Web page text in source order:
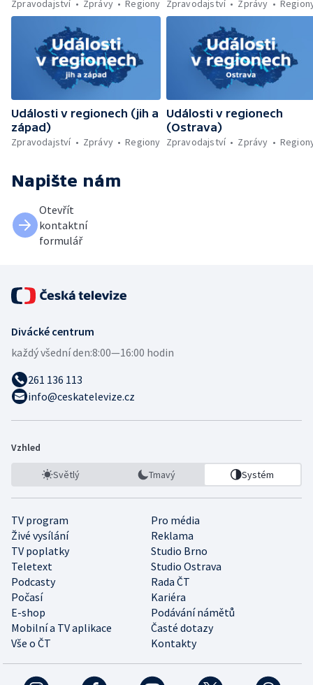
Zpravodajství
Zprávy Regiony Zpravodajství
Zprávy
Události v regionech (jih a
západ)
Zpravodajství
Zprávy Regiony
Události v regionech
(Ostrava)
Zpravodajství
Zprávy
Napište nám
Otevřít
kontaktní
formulář
Divácké centrum
každý všední den:8:00—16:00 hodin
261 136 113
info@ceskatelevize.cz
Vzhled
Světlý Tmavý Systém
TV program
Pro média
Živé vysílání
Reklama
TV poplatky
Studio Brno
Teletext
Studio Ostrava
Podcasty
Rada ČT
Počasí
Kariéra
E-shop
Podávání námětů
Mobilní a TV aplikace
Časté dotazy
Vše o ČT
Kontakty